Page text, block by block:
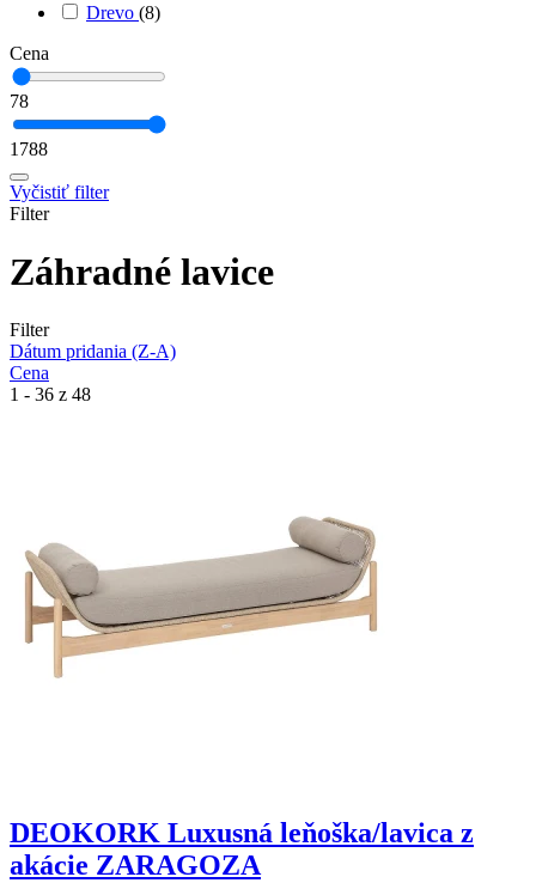
Drevo (8)
Cena
78
1788
Vyčistiť filter
Filter
Záhradné lavice
Filter
Dátum pridania (Z-A)
Cena
1 - 36 z 48
DEOKORK Luxusná leňoška/lavica z
akácie ZARAGOZA